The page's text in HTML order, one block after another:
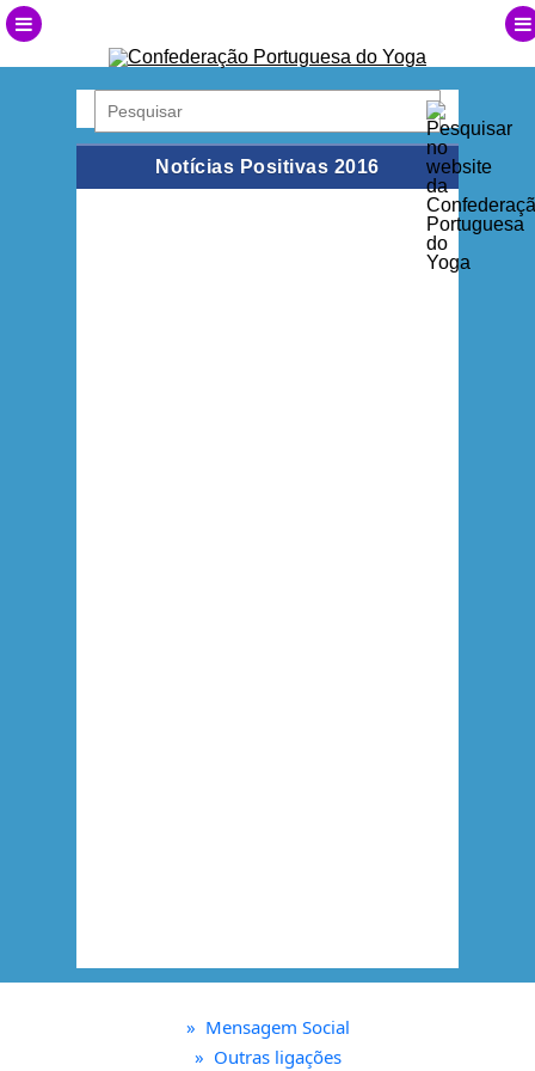
Notícias Positivas 2016
» Mensagem Social
» Outras ligações